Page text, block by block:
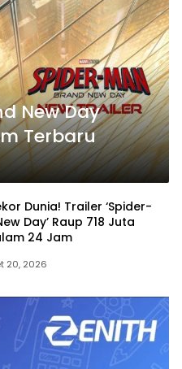
New Day
Terbaru
Dunia! Trailer ‘Spider-
Day’ Raup 718 Juta
24 Jam
20, 2026